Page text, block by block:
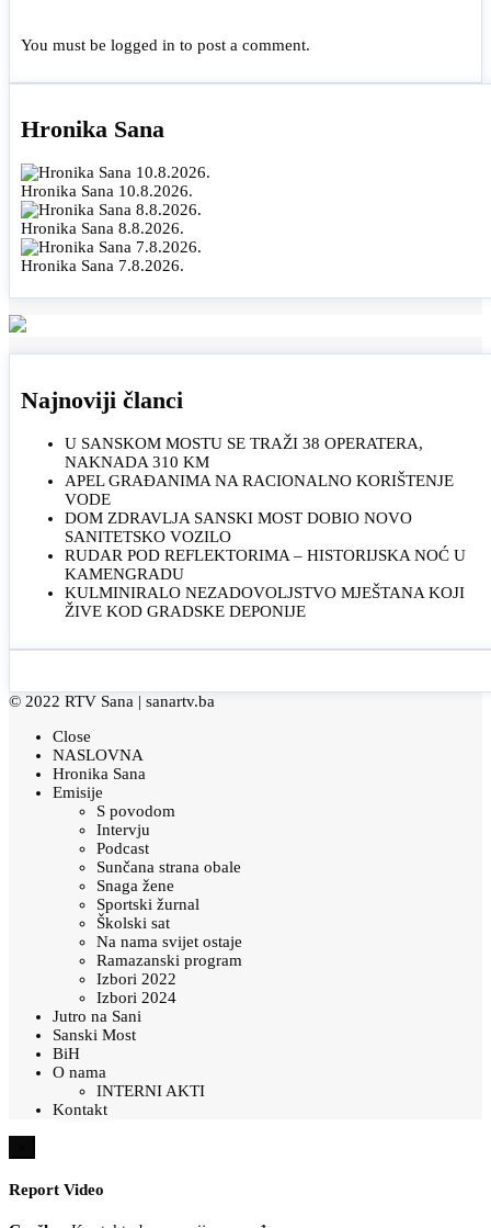
You must be logged in to post a comment.
Hronika Sana
Hronika Sana 10.8.2026.
Hronika Sana 8.8.2026.
Hronika Sana 7.8.2026.
Najnoviji članci
U SANSKOM MOSTU SE TRAŽI 38 OPERATERA,
NAKNADA 310 KM
APEL GRAĐANIMA NA RACIONALNO KORIŠTENJE
VODE
DOM ZDRAVLJA SANSKI MOST DOBIO NOVO
SANITETSKO VOZILO
RUDAR POD REFLEKTORIMA – HISTORIJSKA NOĆ U
KAMENGRADU
KULMINIRALO NEZADOVOLJSTVO MJEŠTANA KOJI
ŽIVE KOD GRADSKE DEPONIJE
© 2022 RTV Sana | sanartv.ba
Close
NASLOVNA
Hronika Sana
Emisije
S povodom
Intervju
Podcast
Sunčana strana obale
Snaga žene
Sportski žurnal
Školski sat
Na nama svijet ostaje
Ramazanski program
Izbori 2022
Izbori 2024
Jutro na Sani
Sanski Most
BiH
O nama
INTERNI AKTI
Kontakt
Report Video